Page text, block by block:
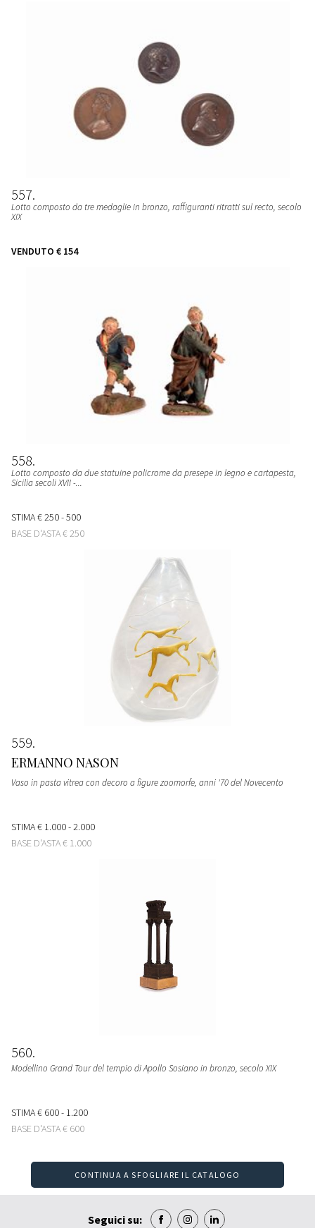
557
Lotto composto da tre medaglie in bronzo, raffiguranti ritratti sul recto, secolo
XIX
VENDUTO € 154
558
Lotto composto da due statuine policrome da presepe in legno e cartapesta,
Sicilia secoli XVII -...
STIMA€ 250 - 500
BASE D'ASTA€ 250
559
ERMANNO NASON
Vaso in pasta vitrea con decoro a figure zoomorfe, anni '70 del Novecento
STIMA€ 1.000 - 2.000
BASE D'ASTA€ 1.000
560
Modellino Grand Tour del tempio di Apollo Sosiano in bronzo, secolo XIX
STIMA€ 600 - 1.200
BASE D'ASTA€ 600
CONTINUA A SFOGLIARE IL CATALOGO
Seguici su: